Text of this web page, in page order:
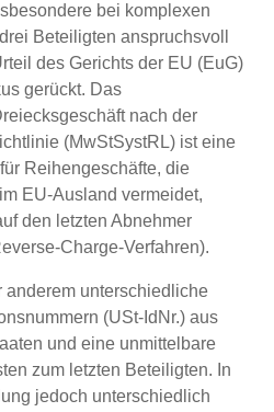
bei komplexen
Beteiligten anspruchsvoll
des Gerichts der EU (EuG)
gerückt. Das
nach der
(MwStSystRL) ist eine
Reihengeschäfte, die
EU-Ausland vermeidet,
den letzten Abnehmer
Charge-Verfahren).
anderem unterschiedliche
(USt-IdNr.) aus
und eine unmittelbare
zum letzten Beteiligten. In
jedoch unterschiedlich